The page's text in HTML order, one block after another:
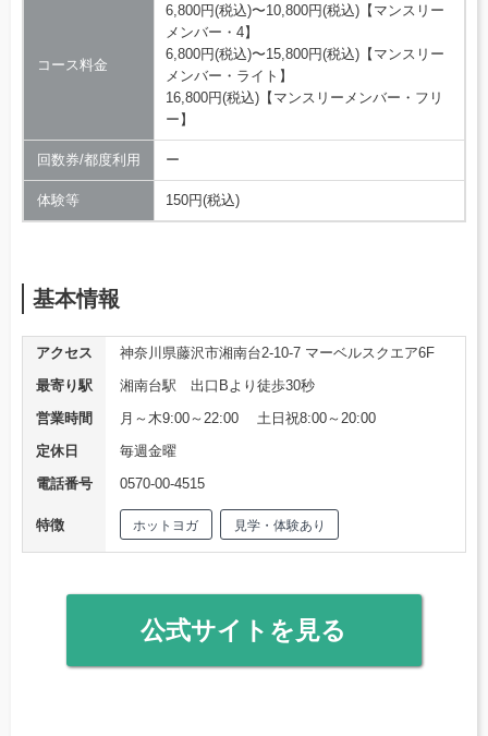
コース料金
6,800円(税込)〜10,800円(税込)【マンスリー
メンバー・4】
6,800円(税込)〜15,800円(税込)【マンスリー
メンバー・ライト】
16,800円(税込)【マンスリーメンバー・フリ
ー】
回数券/都度利用 ー
体験等 150円(税込)
基本情報
アクセス
神奈川県藤沢市湘南台2-10-7 マーベルスクエア6F
最寄り駅
湘南台駅 出口Bより徒歩30秒
営業時間
月～木9:00～22:00 土日祝8:00～20:00
定休日
毎週金曜
電話番号
0570-00-4515
特徴 ホットヨガ 見学・体験あり
公式サイトを見る